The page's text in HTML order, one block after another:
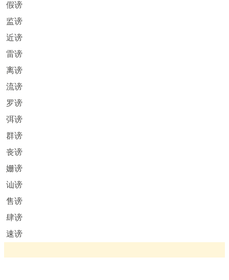
假谤
监谤
近谤
雷谤
离谤
流谤
罗谤
弭谤
群谤
丧谤
姗谤
讪谤
售谤
肆谤
速谤